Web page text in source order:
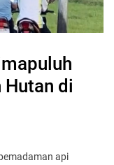
Hutan di
api